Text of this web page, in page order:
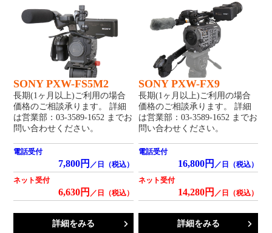
SONY PXW-FS5M2
長期(1ヶ月以上)ご利用の場合
価格のご相談承ります。 詳細
は営業部：03-3589-1652 までお
問い合わせください。
電話受付
7,800円 ／日（税込）
ネット受付
6,630円 ／日（税込）
詳細をみる
SONY PXW-FX9
長期(1ヶ月以上)ご利用の場合
価格のご相談承ります。 詳細
は営業部：03-3589-1652 までお
問い合わせください。
電話受付
16,800円 ／日（税込）
ネット受付
14,280円 ／日（税込）
詳細をみる